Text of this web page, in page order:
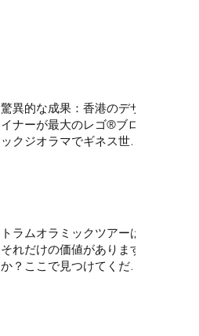
驚異的な成果：香港のデザ
イナーが最大のレゴ®ブロ
ックジオラマでギネス世界
トラムオラミックツアーは
それだけの価値があります
か？ここで見つけてくださ